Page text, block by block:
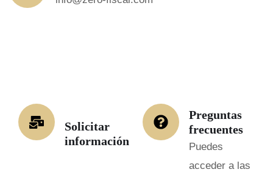
Solicitar
información
Preguntas
frecuentes
Puedes
acceder a las